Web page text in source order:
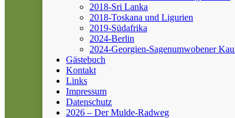
2018-Sri Lanka
2018-Toskana und Ligurien
2019-Südafrika
2024-Berlin
2024-Georgien-Sagenumwobener
Gästebuch
Kontakt
Links
Impressum
Datenschutz
2026 – Der Mulde-Radweg